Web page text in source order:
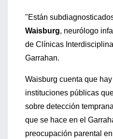
"Están
Waisburg, neurólogo
de Clínicas
Garrahan.
Waisburg cuenta que
instituciones públicas
sobre detección
que se hace en el
preocupación parental